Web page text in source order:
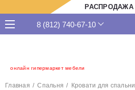
РАСПРОДАЖА
онлайн гипермаркет мебели
8 (812) 740-67-10
Главная Спальня
Кровати для спальни